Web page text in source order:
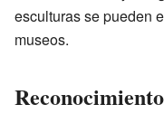
esculturas se pueden
museos.